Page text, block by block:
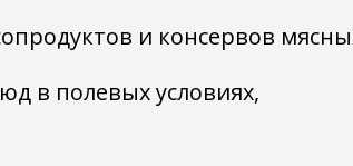
и консервов
в полевых условиях,